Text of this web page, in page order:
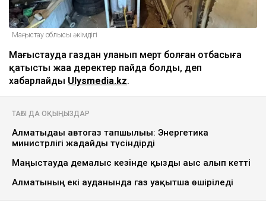
Маңғыстау облысы әкімдігі
Маңғыстауда газдан уланып мерт болған отбасыға
қатысты жаңа деректер пайда болды, деп
хабарлайды Ulysmedia.kz.
ТАҒЫ ДА ОҚЫҢЫЗДАР
Алматыдағы автогаз тапшылығы: Энергетика
министрлігі жағдайды түсіндірді
Маңғыстауда демалыс кезінде қызды ағыс алып кетті
Алматының екі ауданында газ уақытша өшіріледі